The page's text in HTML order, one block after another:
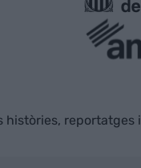
històries, reportatges